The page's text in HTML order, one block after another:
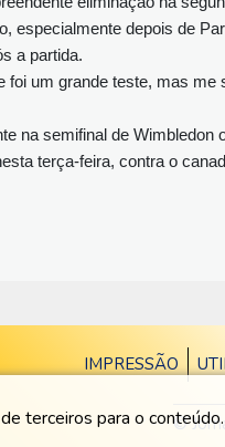
terceiros para o conteúdo.
especialmente depois de
a partida.
foi um grande teste, mas
na semifinal de
terça-feira, contra o
IMPRESSÃO
©